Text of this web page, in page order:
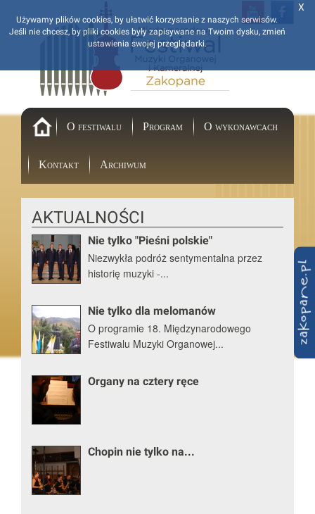
powrót
stronę
główną
O festiwalu Program O wykonawcach
Kontakt Archiwum
AKTUALNOŚCI
Nie tylko "Pieśni polskie"
Niezwykła podróż sentymentalna przez
historię muzyki -...
Nie tylko dla melomanów
O programie 18. Międzynarodowego
Festiwalu Muzyki Organowej...
Organy na cztery ręce
Chopin nie tylko na...
Używamy plików cookies, by ułatwić korzystanie z naszych serwisów.
Jeśli nie chcesz, by pliki cookies były zapisywane na Twoim dysku, zmień
ustawienia swojej przeglądarki.
X